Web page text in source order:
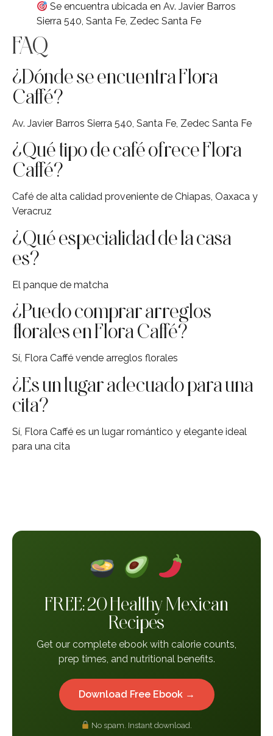
Se encuentra ubicada en Av. Javier Barros
Sierra 540, Santa Fe, Zedec Santa Fe
FAQ
¿Dónde se encuentra Flora
Caffé?
Av. Javier Barros Sierra 540, Santa Fe, Zedec Santa Fe
¿Qué tipo de café ofrece Flora
Caffé?
Café de alta calidad proveniente de Chiapas, Oaxaca y
Veracruz
¿Qué especialidad de la casa
es?
El panque de matcha
¿Puedo comprar arreglos
florales en Flora Caffé?
Sí, Flora Caffé vende arreglos florales
¿Es un lugar adecuado para una
cita?
Sí, Flora Caffé es un lugar romántico y elegante ideal
para una cita
FREE: 20 Healthy Mexican
Recipes
Get our complete ebook with calorie counts,
prep times, and nutritional benefits.
Download Free Ebook →
No spam. Instant download.